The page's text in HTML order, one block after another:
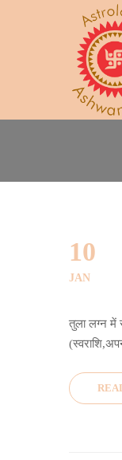
Home
तुला
10
JAN
तुला लग्न में